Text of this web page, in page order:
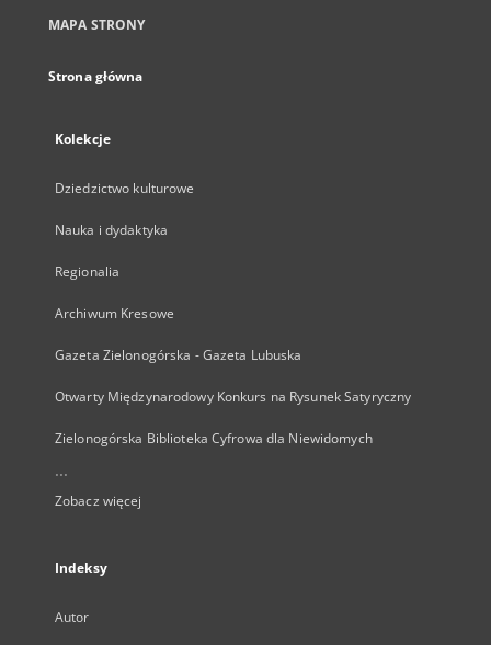
MAPA STRONY
Strona główna
Kolekcje
Dziedzictwo kulturowe
Nauka i dydaktyka
Regionalia
Archiwum Kresowe
Gazeta Zielonogórska - Gazeta Lubuska
Otwarty Międzynarodowy Konkurs na Rysunek Satyryczny
Zielonogórska Biblioteka Cyfrowa dla Niewidomych
...
Zobacz więcej
Indeksy
Autor